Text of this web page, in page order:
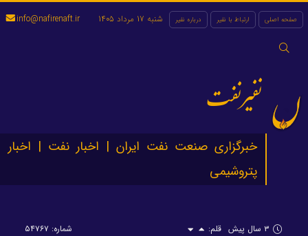
صفحه اصلی ارتباط با نفیر درباره نفیر
جستجو
شنبه 17 مرداد 1405 info@nafirenaft.ir
نفیرنفت
خبرگزاری صنعت نفت ایران | اخبار نفت | اخبار
پتروشیمی
۳ سال پیش قلم: شماره: ۵۴۷۶۷